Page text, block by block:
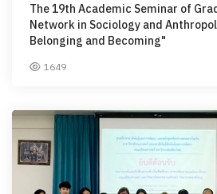
The 19th Academic Seminar of
Network in Sociology and
Belonging and Becoming"
1649